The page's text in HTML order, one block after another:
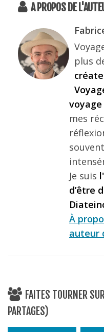
A PROPOS DE
plus
voyage
mes
Je suis
d’être
À
auteur
FAITES TOURNER
PARTAGES)